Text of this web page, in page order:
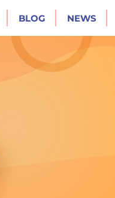
BLOG NEWS